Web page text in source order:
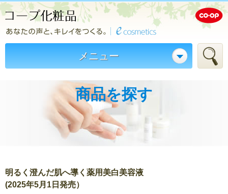
メニュー
商品を探す
明るく澄んだ肌へ導く薬用美白美容液
(2025年5月1日発売）